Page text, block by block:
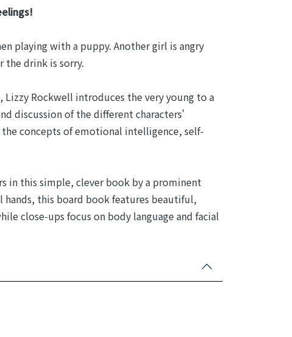
playing with a puppy. Another girl is angry
the drink is sorry.
Rockwell introduces the very young to a
discussion of the different characters'
concepts of emotional intelligence, self-
in this simple, clever book by a prominent
this board book features beautiful,
close-ups focus on body language and facial